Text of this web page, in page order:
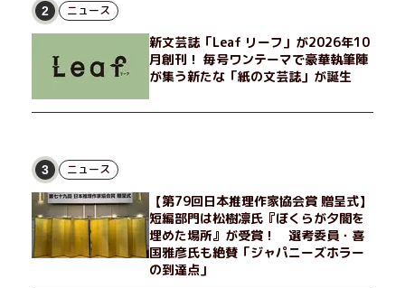
げたり、部屋でふたりだけの「台湾映画祭」を催したり。50代
独身、幼なじみの変わらぬ友情とささやかな幸せの日々を描く。
2 ニュース
新文芸誌「Leaf リーフ」が2026年10
月創刊！ 毎号ワンテーマで豪華執筆陣
が集う新たな「紙の文芸誌」が誕生
3 ニュース
【第79回日本推理作家協会賞 贈呈式】
短編部門は松樹凛氏『ぼくらが夕闇を
埋めた場所』が受賞！ 選考委員・喜
国雅彦氏も絶賛「ジャパニーズホラー
の到達点」